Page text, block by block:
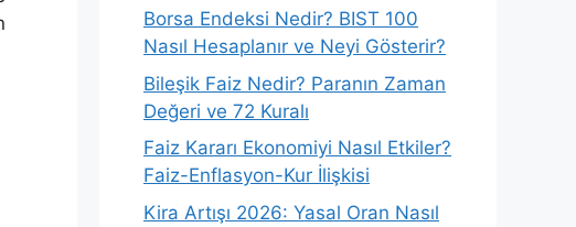
Borsa Endeksi Nedir? BIST 100
Nasıl Hesaplanır ve Neyi Gösterir?
Bileşik Faiz Nedir? Paranın Zaman
Değeri ve 72 Kuralı
Faiz Kararı Ekonomiyi Nasıl Etkiler?
Faiz-Enflasyon-Kur İlişkisi
Kira Artışı 2026: Yasal Oran Nasıl